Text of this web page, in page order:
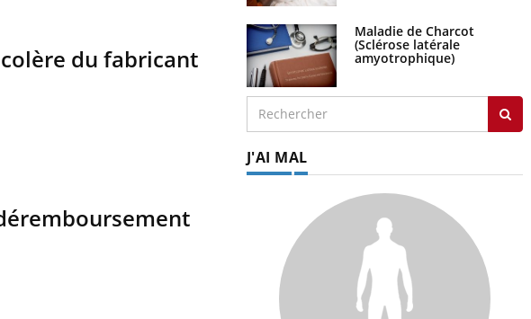
du fabricant
Maladie de Charcot
(Sclérose latérale
amyotrophique)
J'AI MAL